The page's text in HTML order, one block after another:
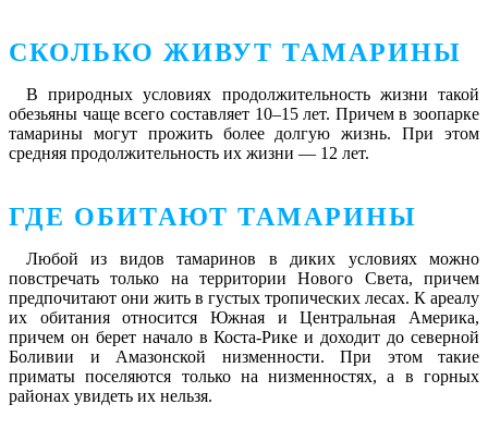
СКОЛЬКО ЖИВУТ ТАМАРИНЫ
В природных условиях продолжительность жизни такой
обезьяны чаще всего составляет 10–15 лет. Причем в зоопарке
тамарины могут прожить более долгую жизнь. При этом
средняя продолжительность их жизни — 12 лет.
ГДЕ ОБИТАЮТ ТАМАРИНЫ
Любой из видов тамаринов в диких условиях можно
повстречать только на территории Нового Света, причем
предпочитают они жить в густых тропических лесах. К ареалу
их обитания относится Южная и Центральная Америка,
причем он берет начало в Коста-Рике и доходит до северной
Боливии и Амазонской низменности. При этом такие
приматы поселяются только на низменностях, а в горных
районах увидеть их нельзя.